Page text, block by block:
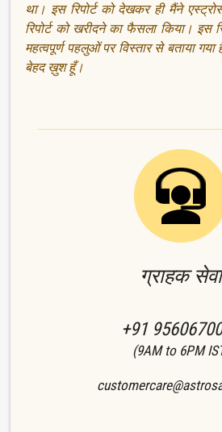
था। इस रिपोर्ट को देखकर ही मैंने
रिपोर्ट को खरीदने का फैसला किया। इस
महत्वपूर्ण पहलुओं पर विस्तार से बताया
बेहद ख़ुश हूँ।
ग्राहक सेवा
+91
(9AM to 6PM